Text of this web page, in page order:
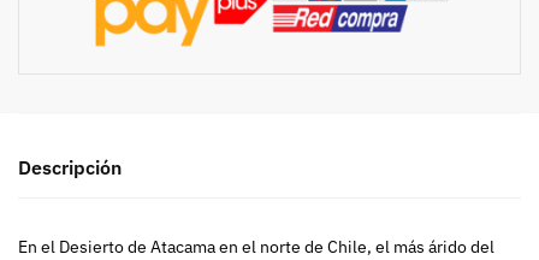
Descripción
En el Desierto de Atacama en el norte de Chile, el más árido del